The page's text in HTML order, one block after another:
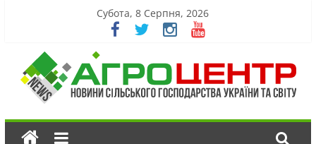
Субота, 8 Серпня, 2026